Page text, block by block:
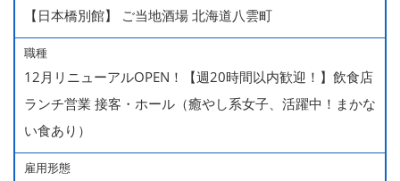
【日本橋別館】 ご当地酒場 北海道八雲町
職種
12月リニューアルOPEN！【週20時間以内歓迎！】飲食店
ランチ営業 接客・ホール（癒やし系女子、活躍中！まかな
い食あり）
雇用形態